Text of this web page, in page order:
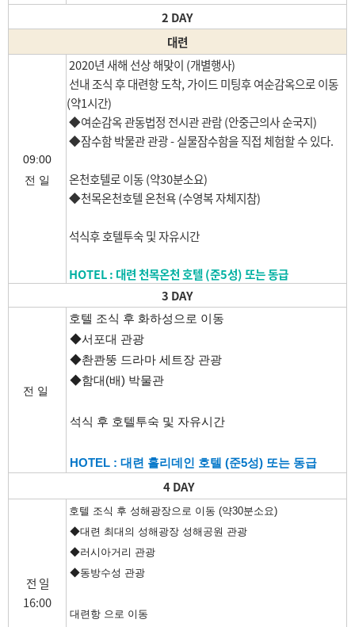
2 DAY
대련
09:00
전 일
2020년 새해 선상 해맞이 (개별행사)
선내 조식 후 대련항 도착, 가이드 미팅후 여순감옥으로 이동
(약1시간)
◆여순감옥 관동법정 전시관 관람 (안중근의사 순국지)
◆잠수함 박물관 관광 - 실물잠수함을 직접 체험할 수 있다.
온천호텔로 이동 (약30분소요)
◆천목온천호텔 온천욕 (수영복 자체지참)
석식후 호텔투숙 및 자유시간
HOTEL : 대련 천목온천 호텔 (준5성) 또는 동급
3 DAY
전 일
호텔 조식 후 화하성으로 이동
◆서포대 관광
◆촨콴뚱 드라마 세트장 관광
◆함대(배) 박물관
석식 후 호텔투숙 및 자유시간
HOTEL : 대련 홀리데인 호텔 (준5성) 또는 동급
4 DAY
전 일
16:00
호텔 조식 후 성해광장으로 이동 (약30분소요)
◆대련 최대의 성해광장 성해공원 관광
◆러시아거리 관광
◆동방수성 관광
대련항 으로 이동